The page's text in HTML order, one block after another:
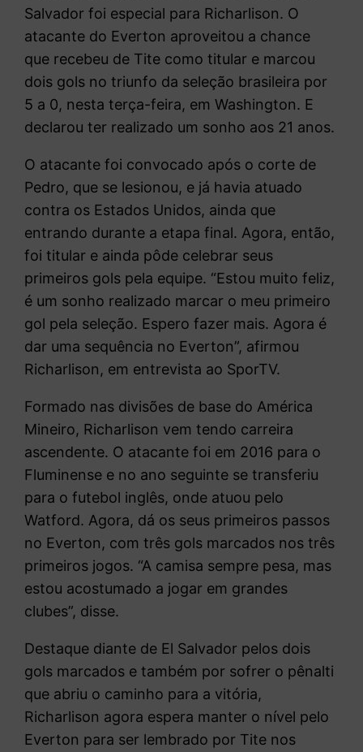
Salvador foi especial para Richarlison. O
atacante do Everton aproveitou a chance
que recebeu de Tite como titular e marcou
dois gols no triunfo da seleção brasileira por
5 a 0, nesta terça-feira, em Washington. E
declarou ter realizado um sonho aos 21 anos.
O atacante foi convocado após o corte de
Pedro, que se lesionou, e já havia atuado
contra os Estados Unidos, ainda que
entrando durante a etapa final. Agora, então,
foi titular e ainda pôde celebrar seus
primeiros gols pela equipe. “Estou muito feliz,
é um sonho realizado marcar o meu primeiro
gol pela seleção. Espero fazer mais. Agora é
dar uma sequência no Everton”, afirmou
Richarlison, em entrevista ao SporTV.
Formado nas divisões de base do América
Mineiro, Richarlison vem tendo carreira
ascendente. O atacante foi em 2016 para o
Fluminense e no ano seguinte se transferiu
para o futebol inglês, onde atuou pelo
Watford. Agora, dá os seus primeiros passos
no Everton, com três gols marcados nos três
primeiros jogos. “A camisa sempre pesa, mas
estou acostumado a jogar em grandes
clubes”, disse.
Destaque diante de El Salvador pelos dois
gols marcados e também por sofrer o pênalti
que abriu o caminho para a vitória,
Richarlison agora espera manter o nível pelo
Everton para ser lembrado por Tite nos